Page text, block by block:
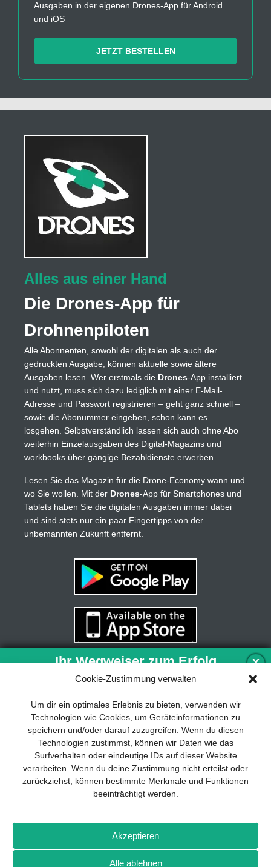
Cookie-Zustimmung verwalten
Um dir ein optimales Erlebnis zu bieten, verwenden wir
Technologien wie Cookies, um Geräteinformationen zu
speichern und/oder darauf zuzugreifen. Wenn du diesen
Technologien zustimmst, können wir Daten wie das
Surfverhalten oder eindeutige IDs auf dieser Website
verarbeiten. Wenn du deine Zustimmung nicht erteilst oder
zurückziehst, können bestimmte Merkmale und Funktionen
beeinträchtigt werden.
Akzeptieren
Alle ablehnen
Ausgaben in der eigenen Drones-App für Android
und iOS
JETZT BESTELLEN
Alles aus einer Hand
Die Drones-App für
Drohnenpiloten
Alle Abonnenten, sowohl der digitalen als auch der
gedruckten Ausgabe, können aktuelle sowie ältere
Ausgaben lesen. Wer erstmals die Drones-App installiert
und nutzt, muss sich dazu lediglich mit einer E-Mail-
Adresse und Passwort registrieren – geht ganz schnell –
sowie die Abonummer eingeben, schon kann es
losgehen. Selbstverständlich lassen sich auch ohne Abo
weiterhin Einzelausgaben des Digital-Magazins und
workbooks über gängige Bezahldienste erwerben.
Lesen Sie das Magazin für die Drone-Economy wann und
wo Sie wollen. Mit der Drones-App für Smartphones und
Tablets haben Sie die digitalen Ausgaben immer dabei
und sind stets nur ein paar Fingertipps von der
unbemannten Zukunft entfernt.
Impressum Datenschutz Kontakt Drones+
Magazin-
Mediadaten
X
Ihr Wegweiser zum Erfolg
nachhaltigen Geschäftsmodells sind für
jedes Unternehmen unverzichtbar. Das
Business Model Canvas hilft, sich dabei
auf das Wesentliche zu konzentrieren
und stets im Blick zu behalten, worauf es
wirklich ankommt.
Abonnieren Sie unseren kostenlosen
herunter: „Vom Produkt zum Business: